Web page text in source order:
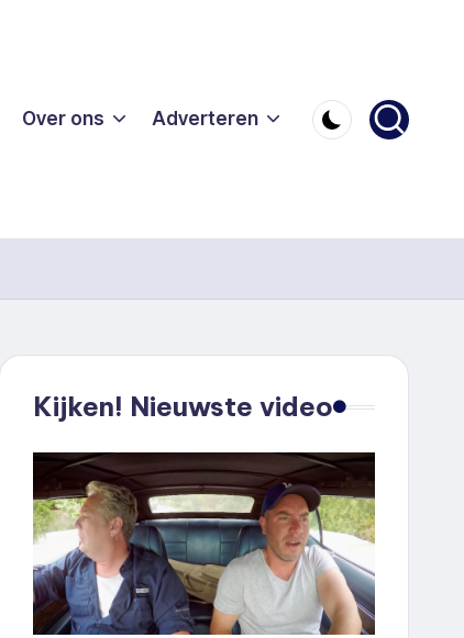
Over ons Adverteren
Kijken! Nieuwste video